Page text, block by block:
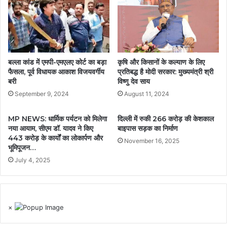
बल्ला कांड में एमपी-एमएलए कोर्ट का बड़ा
फैसला, पूर्व विधायक आकाश विजयवर्गीय
बरी
September 9, 2024
कृषि और किसानों के कल्याण के लिए
प्रतिबद्ध है मोदी सरकार: मुख्यमंत्री श्री
विष्णु देव साय
August 11, 2024
MP NEWS: धार्मिक पर्यटन को मिलेगा
नया आयाम, सीएम डॉ. यादव ने किए
443 करोड़ के कार्यों का लोकार्पण और
भूमिपूजन…
July 4, 2025
दिल्ली में रुकी 266 करोड़ की केशकाल
बाइपास सड़क का निर्माण
November 16, 2025
×